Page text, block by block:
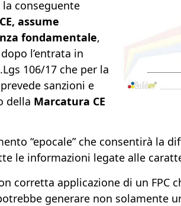
la conseguente
assume
fondamentale,
l’entrata in
106/17 che per la
sanzioni e
della Marcatura CE
“epocale” che consentirà la
le informazioni legate alle
corretta applicazione di un FPC
potrebbe generare non solamente